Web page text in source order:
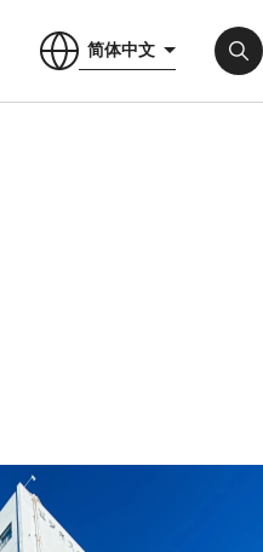
简体中文